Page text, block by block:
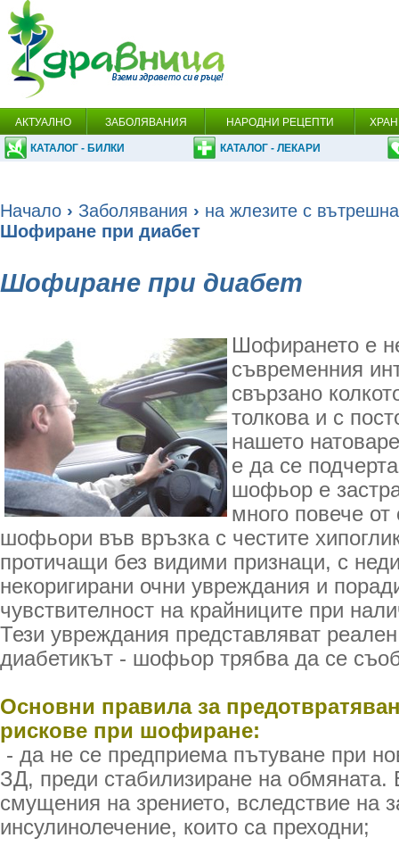
АКТУАЛНО ЗАБОЛЯВАНИЯ НАРОДНИ РЕЦЕПТИ
КАТАЛОГ - БИЛКИ КАТАЛОГ - ЛЕКАРИ
Начало › Заболявания › на жлезите с
Шофиране при диабет
Шофиране при диабет
Шофирането е
съвременния
свързано
толкова и с
нашето
е да се
шофьор е
много повече от
шофьори във връзка с честите
протичащи без видими признаци, с
некоригирани очни увреждания и
чувствителност на крайниците при
Тези увреждания представляват
диабетикът - шофьор трябва да се
Основни правила за
рискове при шофиране:
- да не се предприема пътуване при
ЗД, преди стабилизиране на
смущения на зрението, вследствие на
инсулинолечение, които са преходни;